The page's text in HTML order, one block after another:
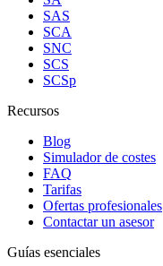
SAS
SCA
SNC
SCS
SCSp
Recursos
Blog
Simulador de costes
FAQ
Tarifas
Ofertas profesionales
Contactar un asesor
Guías esenciales